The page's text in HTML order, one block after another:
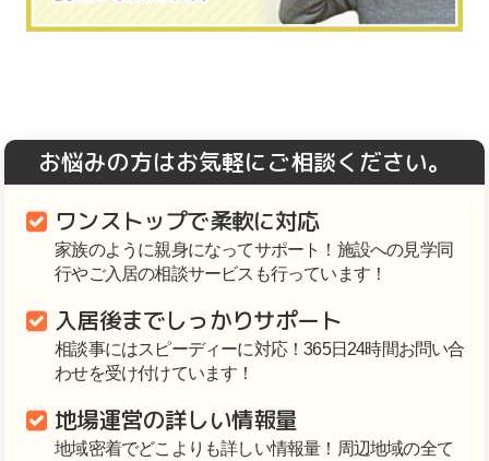
お悩みの方はお気軽にご相談ください。
ワンストップで柔軟に対応
家族のように親身になってサポート！施設への見学同
行やご入居の相談サービスも行っています！
入居後までしっかりサポート
相談事にはスピーディーに対応！365日24時間お問い合
わせを受け付けています！
地場運営の詳しい情報量
地域密着でどこよりも詳しい情報量！周辺地域の全て